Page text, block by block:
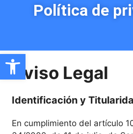
Abrir barra de
Política de
Aviso Legal
Identificación y
En cumplimiento del artículo